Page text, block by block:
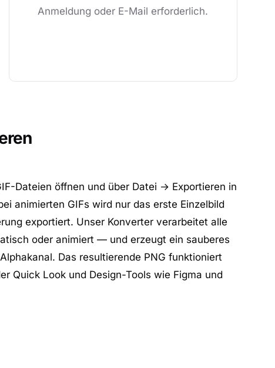
Anmeldung oder E-Mail erforderlich.
Dateien öffnen und über Datei → Exportieren in
animierten GIFs wird nur das erste Einzelbild
exportiert. Unser Konverter verarbeitet alle
oder animiert — und erzeugt ein sauberes
Das resultierende PNG funktioniert
Quick Look und Design-Tools wie Figma und